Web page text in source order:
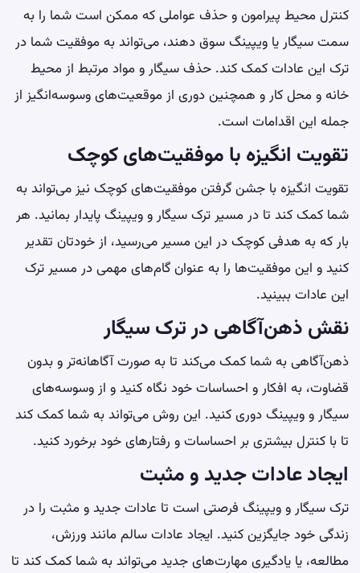
کنترل محیط پیرامون و حذف عواملی که ممکن است شما را به
سمت سیگار یا ویپینگ سوق دهند، می‌تواند به موفقیت شما در
ترک این عادات کمک کند. حذف سیگار و مواد مرتبط از محیط
خانه و محل کار و همچنین دوری از موقعیت‌های وسوسه‌انگیز از
جمله این اقدامات است.
تقویت انگیزه با موفقیت‌های کوچک
تقویت انگیزه با جشن گرفتن موفقیت‌های کوچک نیز می‌تواند به
شما کمک کند تا در مسیر ترک سیگار و ویپینگ پایدار بمانید. هر
بار که به هدفی کوچک در این مسیر می‌رسید، از خودتان تقدیر
کنید و این موفقیت‌ها را به عنوان گام‌های مهمی در مسیر ترک
این عادات ببینید.
نقش ذهن‌آگاهی در ترک سیگار
ذهن‌آگاهی به شما کمک می‌کند تا به صورت آگاهانه‌تر و بدون
قضاوت، به افکار و احساسات خود نگاه کنید و از وسوسه‌های
سیگار و ویپینگ دوری کنید. این روش می‌تواند به شما کمک کند
تا با کنترل بیشتری بر احساسات و رفتارهای خود برخورد کنید.
ایجاد عادات جدید و مثبت
ترک سیگار و ویپینگ فرصتی است تا عادات جدید و مثبت را در
زندگی خود جایگزین کنید. ایجاد عادات سالم مانند ورزش،
مطالعه، یا یادگیری مهارت‌های جدید می‌تواند به شما کمک کند تا